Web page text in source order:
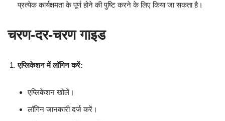
प्रत्येक कार्यक्षमता के पूर्ण होने की पुष्टि करने के लिए किया जा सकता है।
चरण-दर-चरण गाइड
एप्लिकेशन में लॉगिन करें:
एप्लिकेशन खोलें।
लॉगिन जानकारी दर्ज करें।